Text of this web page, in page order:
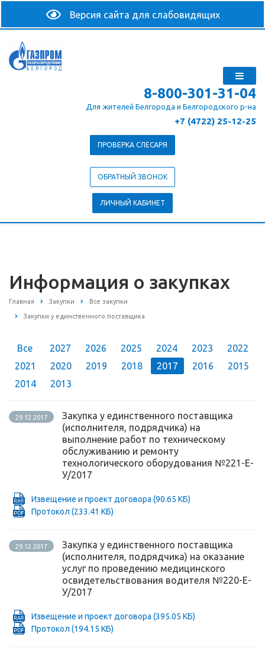
8-800-301-31-04
Для жителей Белгорода и Белгородского р-на
+7 (4722) 25-12-25
ПРОВЕРКА СЛЕСАРЯ
ОБРАТНЫЙ ЗВОНОК
ЛИЧНЫЙ КАБИНЕТ
Информация о закупках
Главная Закупки Все закупки
Закупки у единственного поставщика
Все 2027 2026 2025 2024 2023
2022
2021
2020 2019 2018 2017 2016
2015
2014
2013
29.12.2017
Закупка у единственного поставщика
(исполнителя, подрядчика) на
выполнение работ по техническому
обслуживанию и ремонту
технологического оборудования №221-Е-
У/2017
Извещение и проект договора (90.65 КБ)
Протокол (233.41 КБ)
29.12.2017
Закупка у единственного поставщика
(исполнителя, подрядчика) на оказание
услуг по проведению медицинского
освидетельствования водителя №220-Е-
У/2017
Извещение и проект договора (395.05 КБ)
Протокол (194.15 КБ)